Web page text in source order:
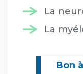
La
La
Bon